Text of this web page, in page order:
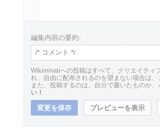
編集内容の要約:
Wikiminatiへの投稿はすべて、クリエイティ
れ、自由に配布されるのを望まない場合は、
また、投稿するのは、自分で書いたものか
い！